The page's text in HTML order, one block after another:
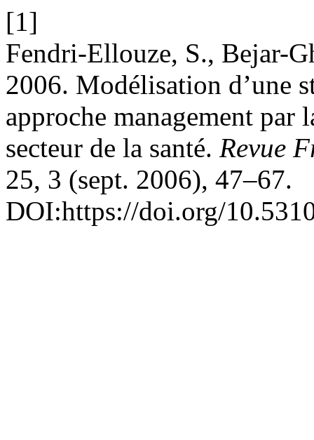
[1]
Fendri-Ellouze, S., Bejar-
2006. Modélisation d’une
approche management
secteur de la santé. Revue
25, 3 (sept. 2006), 47–67.
DOI:https://doi.org/